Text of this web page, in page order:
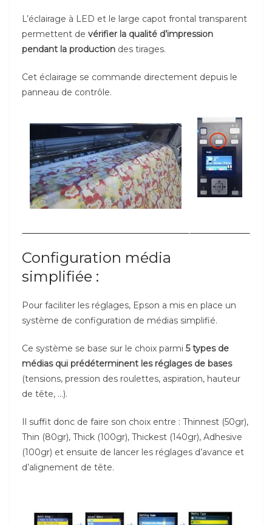
L’éclairage à LED et le large capot frontal transparent
permettent de vérifier la qualité d’impression
pendant la production des tirages.
Cet éclairage se commande directement depuis le
panneau de contrôle.
Configuration média
simplifiée :
Pour faciliter les réglages, Epson a mis en place un
système de configuration de médias simplifié.
Ce système se base sur le choix parmi 5 types de
médias qui prédéterminent les réglages de bases
(tensions, pression des roulettes, aspiration, hauteur
de tête, …).
Il suffit donc de faire son choix entre : Thinnest (50gr),
Thin (80gr), Thick (100gr), Thickest (140gr), Adhesive
(100gr) et ensuite de lancer les réglages d’avance et
d’alignement de tête.